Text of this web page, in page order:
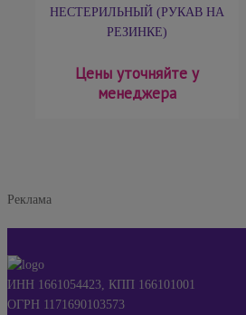
НЕСТЕРИЛЬНЫЙ (РУКАВ НА
РЕЗИНКЕ)
Цены уточняйте у
менеджера
Реклама
ИНН 1661054423, КПП 166101001
ОГРН 1171690103573